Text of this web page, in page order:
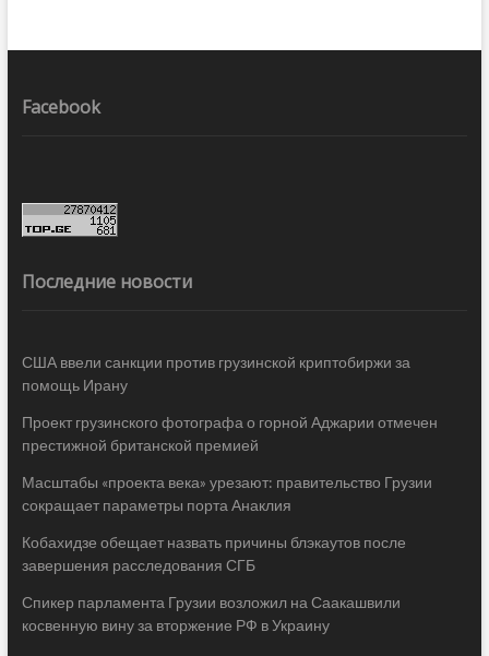
Facebook
Последние новости
США ввели санкции против грузинской криптобиржи за
помощь Ирану
Проект грузинского фотографа о горной Аджарии отмечен
престижной британской премией
Масштабы «проекта века» урезают: правительство Грузии
сокращает параметры порта Анаклия
Кобахидзе обещает назвать причины блэкаутов после
завершения расследования СГБ
Спикер парламента Грузии возложил на Саакашвили
косвенную вину за вторжение РФ в Украину